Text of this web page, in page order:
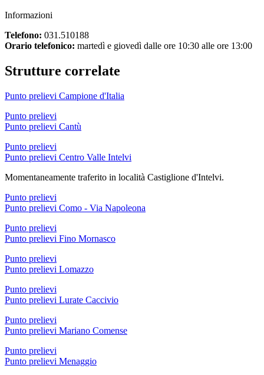
Informazioni
Telefono: 031.510188
Orario telefonico: martedì e giovedì dalle ore 10:30 alle ore 13:00
Strutture correlate
Punto prelievi Campione d'Italia
Punto prelievi
Punto prelievi Cantù
Punto prelievi
Punto prelievi Centro Valle Intelvi
Momentaneamente traferito in località Castiglione d'Intelvi.
Punto prelievi
Punto prelievi Como - Via Napoleona
Punto prelievi
Punto prelievi Fino Mornasco
Punto prelievi
Punto prelievi Lomazzo
Punto prelievi
Punto prelievi Lurate Caccivio
Punto prelievi
Punto prelievi Mariano Comense
Punto prelievi
Punto prelievi Menaggio